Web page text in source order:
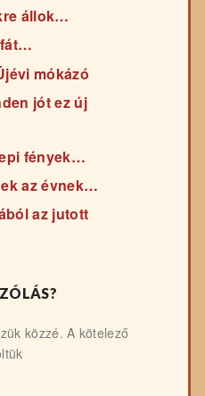
állok…
mókázó
jót ez új
fények…
az évnek…
az jutott
közzé. A kötelező